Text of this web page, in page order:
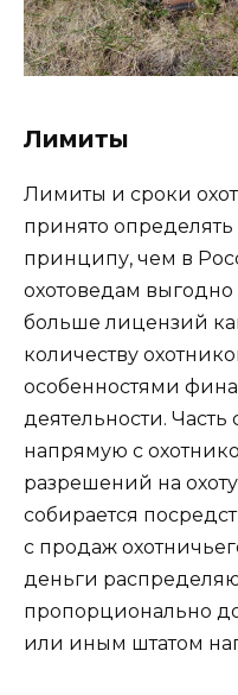
Лимиты
Лимиты и сроки
принято
принципу, чем в
охотоведам
больше лицензий
количеству
особенностями
деятельности.
напрямую с
разрешений на
собирается
с продаж
деньги
пропорционально
или иным штатом